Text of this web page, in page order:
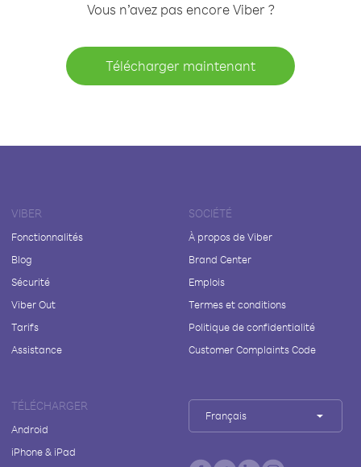
Vous n’avez pas encore Viber ?
Télécharger maintenant
VIBER
Fonctionnalités
Blog
Sécurité
Viber Out
Tarifs
Assistance
SOCIÉTÉ
À propos de Viber
Brand Center
Emplois
Termes et conditions
Politique de confidentialité
Customer Complaints Code
TÉLÉCHARGER
Android
iPhone & iPad
Français